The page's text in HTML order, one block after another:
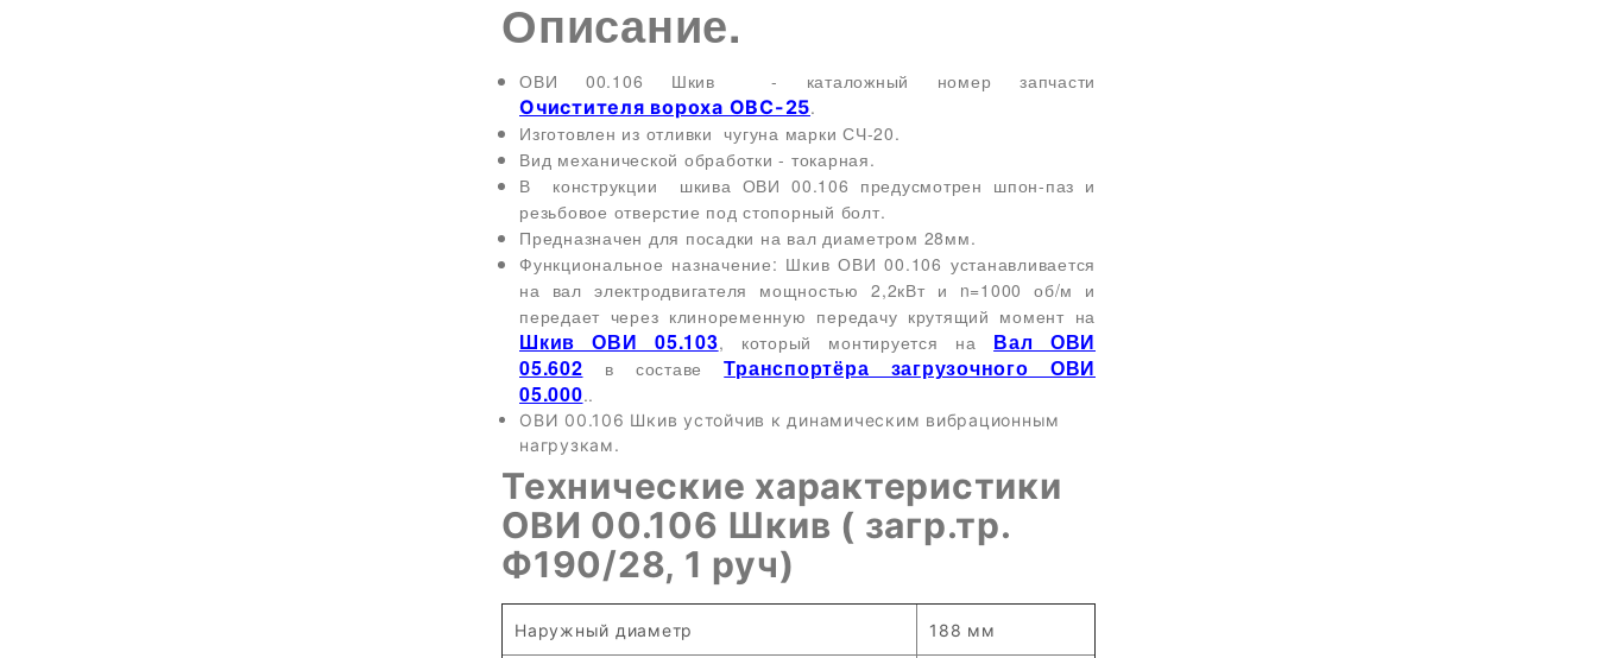
Описание.
ОВИ 00.106 Шкив - каталожный номер запчасти
Очистителя вороха ОВС-25.
Изготовлен из отливки чугуна марки СЧ-20.
Вид механической обработки - токарная.
В конструкции шкива ОВИ 00.106 предусмотрен шпон-паз и
резьбовое отверстие под стопорный болт.
Предназначен для посадки на вал диаметром 28мм.
Функциональное назначение: ШкивОВИ 00.106 устанавливается
на вал электродвигателя мощностью 2,2кВт и n=1000 об/м и
передает через клиноременную передачу крутящий момент на
Шкив ОВИ 05.103, который монтируется на Вал ОВИ
05.602 в составеТранспортёра загрузочного ОВИ
05.000..
ОВИ 00.106 Шкив устойчив к динамическим вибрационным
нагрузкам.
Технические характеристики
ОВИ 00.106 Шкив ( загр.тр.
Ф190/28, 1 руч)
Наружный диаметр 188 мм